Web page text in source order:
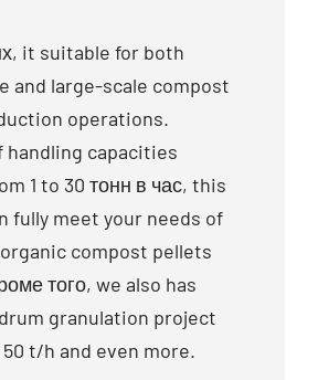
it suitable for both
and large-scale compost
operations.
handling capacities
1 to 30 тонн в час, this
fully meet your needs of
compost pellets
того, we also has
granulation project
t/h and even more.